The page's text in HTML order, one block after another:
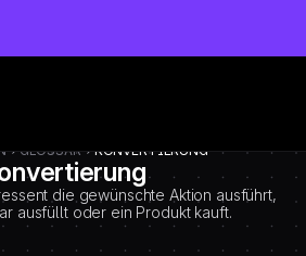
GLOSSAR KONVERTIERUNG
die gewünschte Aktion ausführt,
ausfüllt oder ein Produkt kauft.